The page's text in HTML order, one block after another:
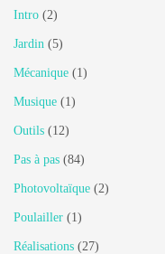
Intro (2)
Jardin (5)
Mécanique (1)
Musique (1)
Outils (12)
Pas à pas (84)
Photovoltaïque (2)
Poulailler (1)
Réalisations (27)